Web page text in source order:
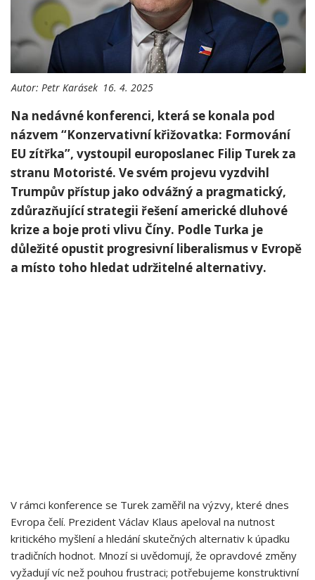
Autor: Petr Karásek 16. 4. 2025
Na nedávné ‌konferenci, která se konala pod⁢
názvem “Konzervativní⁢ křižovatka: Formování
EU zítřka”, ⁢vystoupil europoslanec Filip Turek za
stranu Motoristé. Ve svém projevu vyzdvihl
Trumpův přístup jako odvážný ‍a pragmatický,
zdůrazňující strategii řešení americké dluhové
krize a boje proti vlivu Číny. Podle Turka ⁣je
důležité opustit progresivní liberalismus v Evropě
a místo toho hledat udržitelné alternativy.
V rámci konference ‌se Turek zaměřil na⁢ výzvy, které dnes
Evropa čelí. ‌Prezident Václav Klaus apeloval ⁤na nutnost
kritického myšlení a⁢ hledání skutečných alternativ k úpadku
tradičních hodnot.​ Mnozí si ⁢uvědomují, že opravdové změny
vyžadují víc než‌ pouhou frustraci; ⁣potřebujeme konstruktivní